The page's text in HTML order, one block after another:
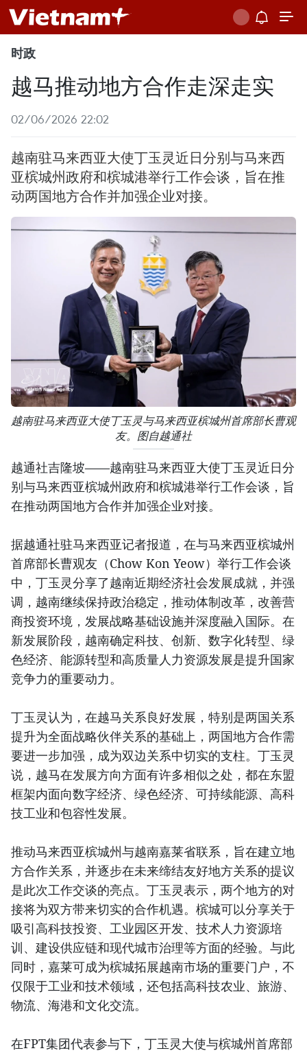
时政
越马推动地方合作走深走实
02/06/2026 22:02
越南驻马来西亚大使丁玉灵近日分别与马来西
亚槟城州政府和槟城港举行工作会谈，旨在推
动两国地方合作并加强企业对接。
越南驻马来西亚大使丁玉灵与马来西亚槟城州首席部长曹观
友。图自越通社
越通社吉隆坡——越南驻马来西亚大使丁玉灵近日分
别与马来西亚槟城州政府和槟城港举行工作会谈，旨
在推动两国地方合作并加强企业对接。
据越通社驻马来西亚记者报道，在与马来西亚槟城州
首席部长曹观友（Chow Kon Yeow）举行工作会谈
中，丁玉灵分享了越南近期经济社会发展成就，并强
调，越南继续保持政治稳定，推动体制改革，改善营
商投资环境，发展战略基础设施并深度融入国际。在
新发展阶段，越南确定科技、创新、数字化转型、绿
色经济、能源转型和高质量人力资源发展是提升国家
竞争力的重要动力。
丁玉灵认为，在越马关系良好发展，特别是两国关系
提升为全面战略伙伴关系的基础上，两国地方合作需
要进一步加强，成为双边关系中切实的支柱。丁玉灵
说，越马在发展方向方面有许多相似之处，都在东盟
框架内面向数字经济、绿色经济、可持续能源、高科
技工业和包容性发展。
推动马来西亚槟城州与越南嘉莱省联系，旨在建立地
方合作关系，并逐步在未来缔结友好地方关系的提议
是此次工作交谈的亮点。丁玉灵表示，两个地方的对
接将为双方带来切实的合作机遇。槟城可以分享关于
吸引高科技投资、工业园区开发、技术人力资源培
训、建设供应链和现代城市治理等方面的经验。与此
同时，嘉莱可成为槟城拓展越南市场的重要门户，不
仅限于工业和技术领域，还包括高科技农业、旅游、
物流、海港和文化交流。
在FPT集团代表参与下，丁玉灵大使与槟城州首席部